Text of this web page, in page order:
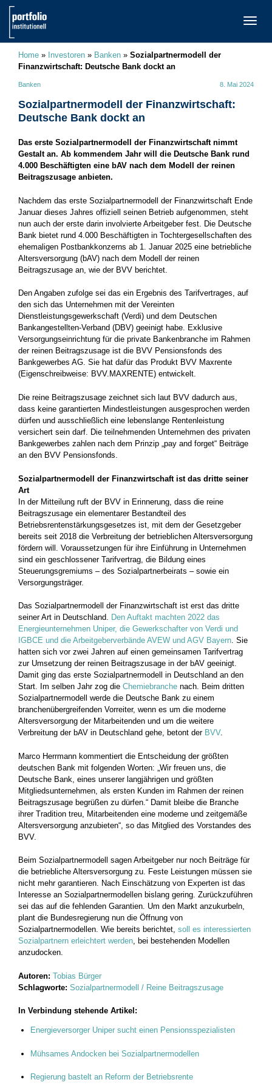
Home » Investoren » Banken » Sozialpartnermodell der
Finanzwirtschaft: Deutsche Bank dockt an
Banken 8. Mai 2024
Sozialpartnermodell der Finanzwirtschaft:
Deutsche Bank dockt an
Das erste Sozialpartnermodell der Finanzwirtschaft nimmt
Gestalt an. Ab kommendem Jahr will die Deutsche Bank rund
4.000 Beschäftigten eine bAV nach dem Modell der reinen
Beitragszusage anbieten.
Nachdem das erste Sozialpartnermodell der Finanzwirtschaft Ende
Januar dieses Jahres offiziell seinen Betrieb aufgenommen, steht
nun auch der erste darin involvierte Arbeitgeber fest. Die Deutsche
Bank bietet rund 4.000 Beschäftigten in Tochtergesellschaften des
ehemaligen Postbankkonzerns ab 1. Januar 2025 eine betriebliche
Altersversorgung (bAV) nach dem Modell der reinen
Beitragszusage an, wie der BVV berichtet.
Den Angaben zufolge sei das ein Ergebnis des Tarifvertrages, auf
den sich das Unternehmen mit der Vereinten
Dienstleistungsgewerkschaft (Verdi) und dem Deutschen
Bankangestellten-Verband (DBV) geeinigt habe. Exklusive
Versorgungseinrichtung für die private Bankenbranche im Rahmen
der reinen Beitragszusage ist die BVV Pensionsfonds des
Bankgewerbes AG. Sie hat dafür das Produkt BVV Maxrente
(Eigenschreibweise: BVV.MAXRENTE) entwickelt.
Die reine Beitragszusage zeichnet sich laut BVV dadurch aus,
dass keine garantierten Mindestleistungen ausgesprochen werden
dürfen und ausschließlich eine lebenslange Rentenleistung
versichert sein darf. Die teilnehmenden Unternehmen des privaten
Bankgewerbes zahlen nach dem Prinzip „pay and forget“ Beiträge
an den BVV Pensionsfonds.
Sozialpartnermodell der Finanzwirtschaft ist das dritte seiner
Art
In der Mitteilung ruft der BVV in Erinnerung, dass die reine
Beitragszusage ein elementarer Bestandteil des
Betriebsrentenstärkungsgesetzes ist, mit dem der Gesetzgeber
bereits seit 2018 die Verbreitung der betrieblichen Altersversorgung
fördern will. Voraussetzungen für ihre Einführung in Unternehmen
sind ein geschlossener Tarifvertrag, die Bildung eines
Steuerungsgremiums – des Sozialpartnerbeirats – sowie ein
Versorgungsträger.
Das Sozialpartnermodell der Finanzwirtschaft ist erst das dritte
seiner Art in Deutschland. Den Auftakt machten 2022 das
Energieunternehmen Uniper, die Gewerkschafter von Verdi und
IGBCE und die Arbeitgeberverbände AVEW und AGV Bayern. Sie
hatten sich vor zwei Jahren auf einen gemeinsamen Tarifvertrag
zur Umsetzung der reinen Beitragszusage in der bAV geeinigt.
Damit ging das erste Sozialpartnermodell in Deutschland an den
Start. Im selben Jahr zog die Chemiebranche nach. Beim dritten
Sozialpartnermodell werde die Deutsche Bank zu einem
branchenübergreifenden Vorreiter, wenn es um die moderne
Altersversorgung der Mitarbeitenden und um die weitere
Verbreitung der bAV in Deutschland gehe, betont der BVV.
Marco Herrmann kommentiert die Entscheidung der größten
deutschen Bank mit folgenden Worten: „Wir freuen uns, die
Deutsche Bank, eines unserer langjährigen und größten
Mitgliedsunternehmen, als ersten Kunden im Rahmen der reinen
Beitragszusage begrüßen zu dürfen.“ Damit bleibe die Branche
ihrer Tradition treu, Mitarbeitenden eine moderne und zeitgemäße
Altersversorgung anzubieten“, so das Mitglied des Vorstandes des
BVV.
Beim Sozialpartnermodell sagen Arbeitgeber nur noch Beiträge für
die betriebliche Altersversorgung zu. Feste Leistungen müssen sie
nicht mehr garantieren. Nach Einschätzung von Experten ist das
Interesse an Sozialpartnermodellen bislang gering. Zurückzuführen
sei das auf die fehlenden Garantien. Um den Markt anzukurbeln,
plant die Bundesregierung nun die Öffnung von
Sozialpartnermodellen. Wie bereits berichtet, soll es interessierten
Sozialpartnern erleichtert werden, bei bestehenden Modellen
anzudocken.
Autoren: Tobias Bürger
Schlagworte: Sozialpartnermodell / Reine Beitragszusage
In Verbindung stehende Artikel:
Energieversorger Uniper sucht einen Pensionsspezialisten
Mühsames Andocken bei Sozialpartnermodellen
Regierung bastelt an Reform der Betriebsrente